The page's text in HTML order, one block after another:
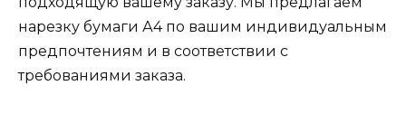
нарезку бумаги А4 по вашим индивидуальным
предпочтениям и в соответствии с
требованиями заказа.